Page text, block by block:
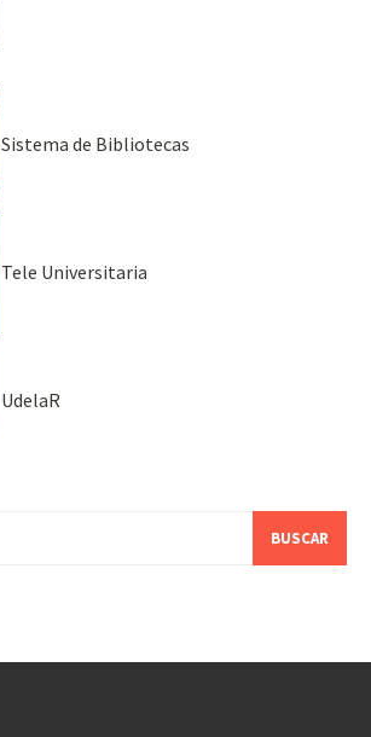
Sistema de Bibliotecas
Tele Universitaria
UdelaR